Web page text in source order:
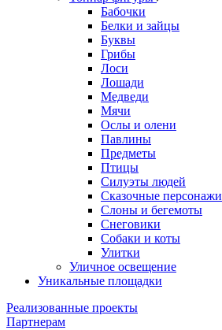
Бабочки
Белки и зайцы
Буквы
Грибы
Лоси
Лошади
Медведи
Мячи
Ослы и олени
Павлины
Предметы
Птицы
Силуэты людей
Сказочные персонажи
Слоны и бегемоты
Снеговики
Собаки и коты
Улитки
Уличное освещение
Уникальные площадки
Реализованные проекты
Партнерам